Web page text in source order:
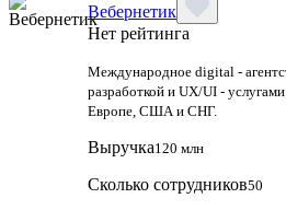
Вебернетик
Нет рейтинга
Международное digital -
разработкой и UX/UI -
Европе, США и СНГ.
Выручка120 млн
Сколько сотрудников50